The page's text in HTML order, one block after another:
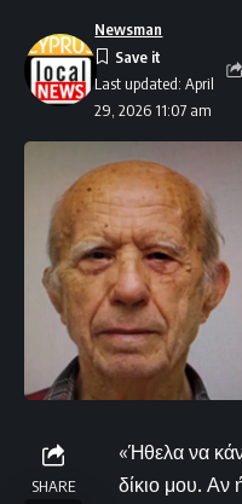
Last updated: April
29, 2026 11:07 am
Newsman
SHARE
«Ήθελα να
δίκιο μου.